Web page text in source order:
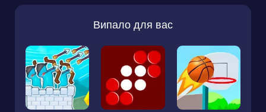
Випало для вас